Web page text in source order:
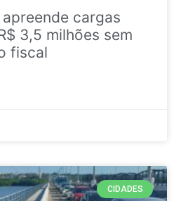
cargas
3,5 milhões sem
fiscal
CIDADES